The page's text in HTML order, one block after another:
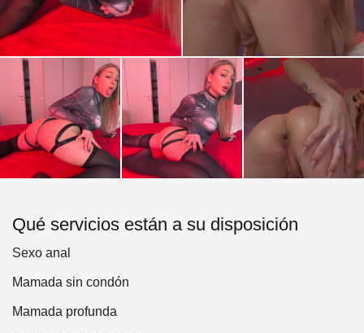
¡Te espero por mensaje!
Qué servicios están a su disposición
Sexo anal
Mamada sin condón
Mamada profunda